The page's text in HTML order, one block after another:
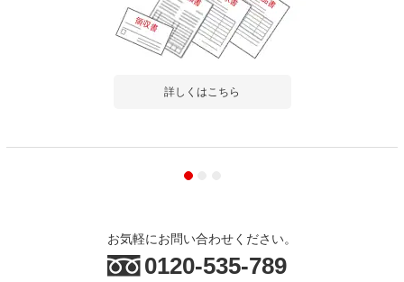
詳しくはこちら
お気軽にお問い合わせください。
0120-535-789